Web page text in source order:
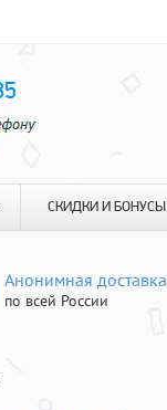
СКИДКИ И БОНУСЫ
Анонимная доставка
по всей России